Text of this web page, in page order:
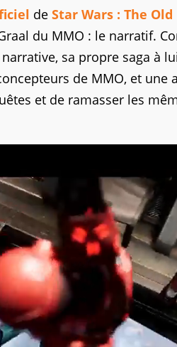
de Star Wars : The
du MMO : le narratif.
sa propre saga à
de MMO, et
et de ramasser les